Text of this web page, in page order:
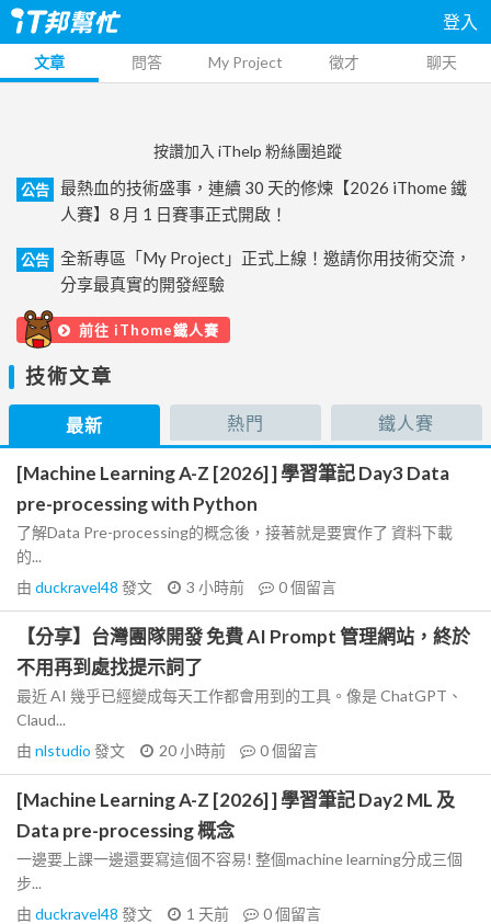
登入
文章 問答 My Project 徵才 聊天
按讚加入 iThelp 粉絲團追蹤
公告
最熱血的技術盛事，連續 30 天的修煉【2026 iThome 鐵
人賽】8 月 1 日賽事正式開啟！
公告
全新專區「My Project」正式上線！邀請你用技術交流，
分享最真實的開發經驗
前往 iThome鐵人賽
技術文章
最新 熱門 鐵人賽
[Machine Learning A-Z [2026] ] 學習筆記 Day3 Data
pre-processing with Python
了解Data Pre-processing的概念後，接著就是要實作了 資料下載
的...
由 duckravel48 發文 3 小時前 0個留言
【分享】台灣團隊開發 免費 AI Prompt 管理網站，終於
不用再到處找提示詞了
最近 AI 幾乎已經變成每天工作都會用到的工具。像是 ChatGPT、
Claud...
由 nlstudio 發文 20 小時前 0個留言
[Machine Learning A-Z [2026] ] 學習筆記 Day2 ML 及
Data pre-processing 概念
一邊要上課一邊還要寫這個不容易! 整個machine learning分成三個
步...
由 duckravel48 發文 1 天前 0個留言